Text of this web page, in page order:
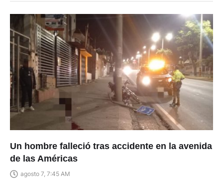
Un hombre falleció tras accidente en la avenida
de las Américas
agosto 7, 7:45 AM